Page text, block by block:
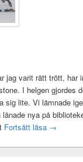
jag varit rätt trött, har
I helgen gjordes
sig lite. Vi lämnade
lånade nya på
Fortsätt läsa Mental
→